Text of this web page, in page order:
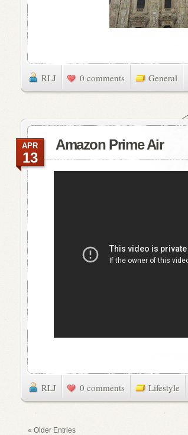
RLJ 0 comments General
Amazon Prime Air
APR
13
RLJ 0 comments Lifestyle
« Older Entries